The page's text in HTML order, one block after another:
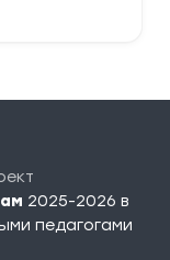
2025-2026 в
педагогами